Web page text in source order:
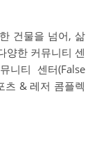
양한 커뮤니티 센
니티 센터(False
츠 & 레저 콤플렉